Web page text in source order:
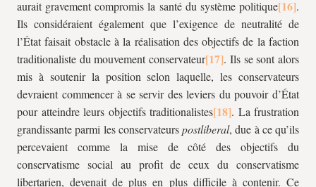
aurait gravement compromis la santé du système politique
.
Ils considéraient également que l’exigence de neutralité de
l’État faisait obstacle à la réalisation des objectifs de la faction
traditionaliste du mouvement conservateur
. Ils se sont alors
mis à soutenir la position selon laquelle, les conservateurs
devraient commencer à se servir des leviers du pouvoir d’État
pour atteindre leurs objectifs traditionalistes
. La frustration
grandissante parmi les conservateurspostliberal, due à ce qu’ils
percevaient comme la mise de côté des objectifs du
conservatisme social au profit de ceux du conservatisme
libertarien, devenait de plus en plus difficile à contenir. Ce